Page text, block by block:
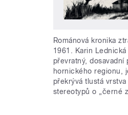
Románová kronika
1961. Karin
převratný, dosavadní
hornického regionu,
překrývá tlustá
stereotypů o „černé